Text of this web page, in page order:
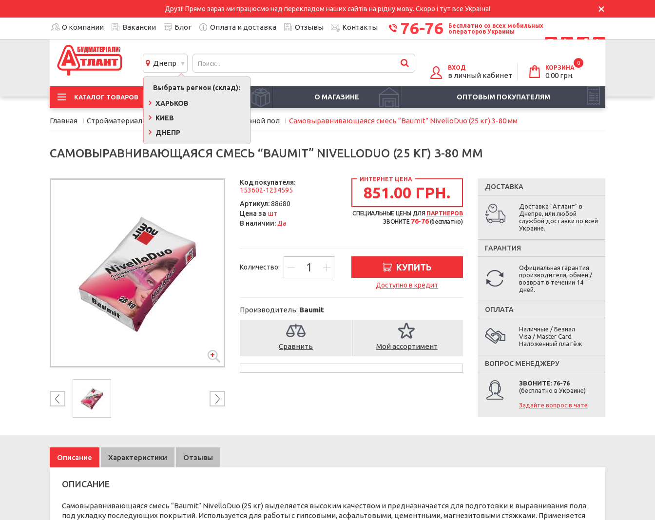
Друзі! Прямо зараз ми працюємо над перекладом наших сайтів на рідну мову. Скоро і тут все Україна!
О компании Вакансии Блог Оплата и доставка Отзывы Контакты 76-76
Бесплатно со всех мобильных
операторов Украины
Днепр
Выбрать регион (склад):
ХАРЬКОВ
КИЕВ
ДНЕПР
ВХОД
в личный кабинет
КОРЗИНА
0
0.00 грн.
КАТАЛОГ ТОВАРОВ О МАГАЗИНЕ ОПТОВЫМ ПОКУПАТЕЛЯМ
Главная Стройматериалы Сухие смеси, клеи Наливной пол Самовыравнивающаяся смесь “Baumit” NivelloDuo (25 кг) 3-80 мм
САМОВЫРАВНИВАЮЩАЯСЯ СМЕСЬ “BAUMIT” NIVELLODUO (25 КГ) 3-80 ММ
Код покупателя:
153602-1234595
Артикул:88680
Цена за шт
В наличии: Да
ИНТЕРНЕТ ЦЕНА
851.00 ГРН.
СПЕЦИАЛЬНЫЕ ЦЕНЫ ДЛЯ ПАРТНЕРОВ
ЗВОНИТЕ 76-76(бесплатно)
Количество: КУПИТЬ
Доступно в кредит
Производитель: Baumit
Сравнить Мой ассортимент
ДОСТАВКА
Доставка "Атлант" в
Днепре, или любой
службой доставки по всей
Украине.
ГАРАНТИЯ
Официальная гарантия
производителя, обмен /
возврат в течении 14
дней.
ОПЛАТА
Наличные / Безнал
Visa / Master Card
Наложенный платёж
ВОПРОС МЕНЕДЖЕРУ
ЗВОНИТЕ: 76-76
(бесплатно в Украине)
Задайте вопрос в чате
Описание Характеристики Отзывы
ОПИСАНИЕ
Самовыравнивающаяся смесь “Baumit” NivelloDuo (25 кг) выделяется высоким качеством и предназначается для подготовки и выравнивания пола
под укладку последующих покрытий. Используется для работы с гипсовыми, асфальтовыми, цементными, магнезитовыми стяжками. Применяется